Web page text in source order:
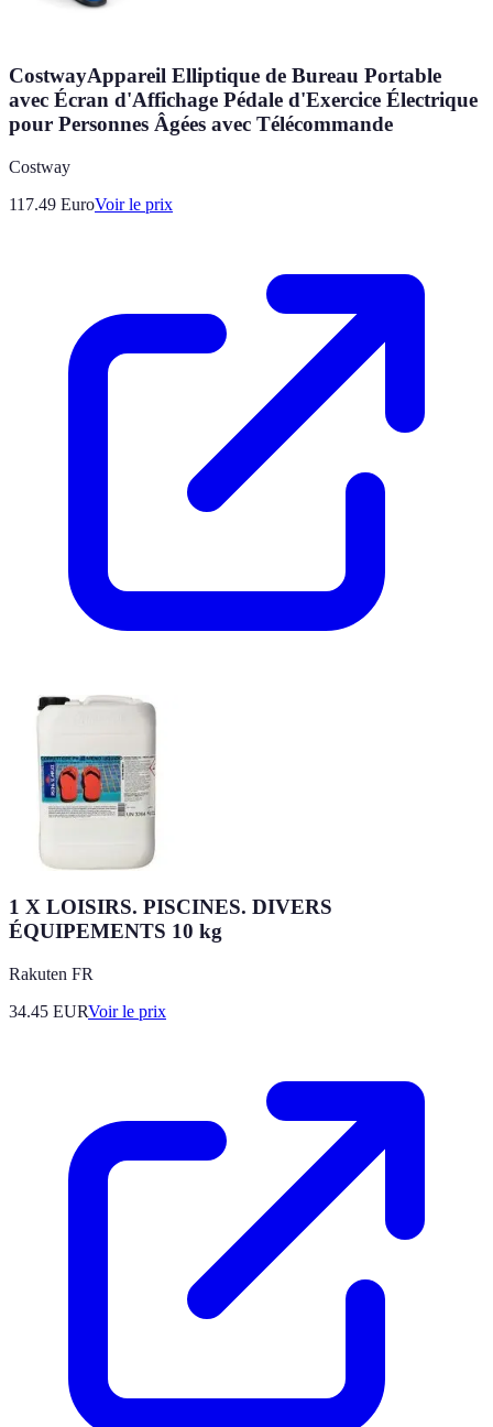
CostwayAppareil Elliptique de Bureau Portable
avec Écran d'Affichage Pédale d'Exercice Électrique
pour Personnes Âgées avec Télécommande
Costway
117.49 EuroVoir le prix
1 X LOISIRS. PISCINES. DIVERS
ÉQUIPEMENTS 10 kg
Rakuten FR
34.45 EURVoir le prix